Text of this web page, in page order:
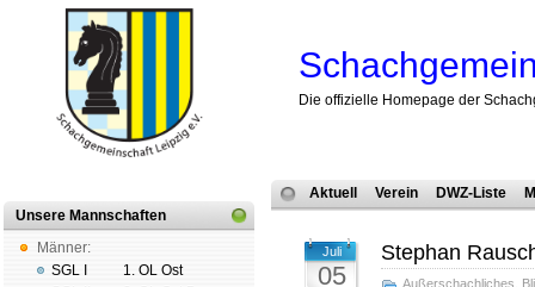
Die offizielle Homepage der
Unsere Mannschaften
Männer:
SGL I
1. OL Ost
Aktuell Verein DWZ-Liste
Juli
05
Stephan
Außerschachliches